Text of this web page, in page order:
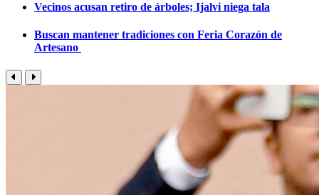
Vecinos acusan retiro de árboles; Ijalvi niega tala
Buscan mantener tradiciones con Feria Corazón de
Artesano